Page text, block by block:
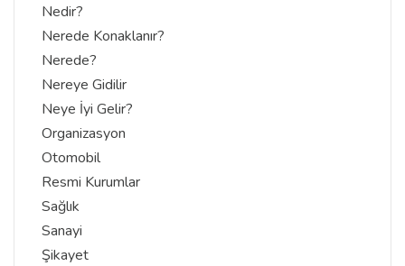
Nedir?
Nerede Konaklanır?
Nerede?
Nereye Gidilir
Neye İyi Gelir?
Organizasyon
Otomobil
Resmi Kurumlar
Sağlık
Sanayi
Şikayet